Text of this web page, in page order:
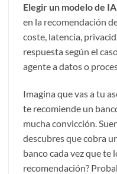
Elegir un modelo de
en la recomendación
coste, latencia,
respuesta según el
agente a datos o
Imagina que vas a tu
te recomiende un
mucha convicción.
descubres que cobra
banco cada vez que te
recomendación?